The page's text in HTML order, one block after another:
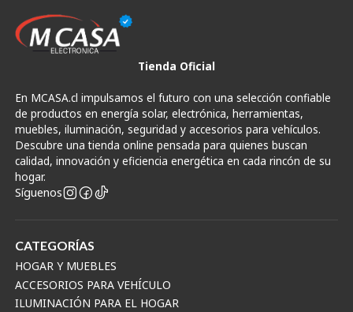
Tienda Oficial
En MCASA.cl impulsamos el futuro con una selección confiable
de productos en energía solar, electrónica, herramientas,
muebles, iluminación, seguridad y accesorios para vehículos.
Descubre una tienda online pensada para quienes buscan
calidad, innovación y eficiencia energética en cada rincón de su
hogar.
Síguenos
CATEGORÍAS
HOGAR Y MUEBLES
ACCESORIOS PARA VEHÍCULO
ILUMINACIÓN PARA EL HOGAR